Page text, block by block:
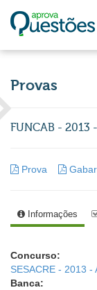
Provas
FUNCAB - 2013
Prova
Informações
Concurso:
SESACRE - 2013 -
Banca: